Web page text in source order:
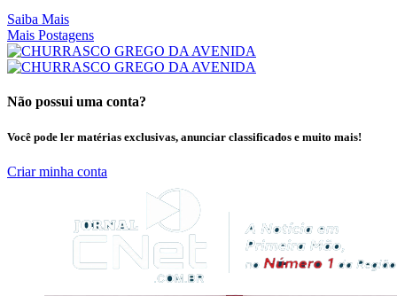
Saiba Mais
Mais Postagens
Não possui uma conta?
Você pode ler matérias exclusivas, anunciar classificados e muito mais!
Criar minha conta